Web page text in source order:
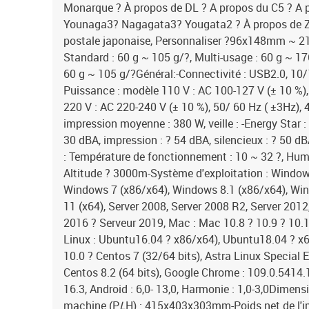
Monarque ? À propos de DL ? A propos du C5 ? A
Younaga3? Nagagata3? Yougata2 ? À propos de
postale japonaise, Personnaliser ?96x148mm ~
Standard : 60 g ~ 105 g/?, Multi-usage : 60 g ~
60 g ~ 105 g/?Général:-Connectivité : USB2.0, 10/
Puissance : modèle 110 V : AC 100-127 V (± 10
220 V : AC 220-240 V (± 10 %), 50/ 60 Hz (
impression moyenne : 380 W, veille : -Energy Star
30 dBA, impression : ? 54 dBA, silencieux : ? 50
: Température de fonctionnement : 10 ~ 32 ?,
Altitude ? 3000m-Système d'exploitation :
Windows 7 (x86/x64), Windows 8.1 (x86/x64),
11 (x64), Server 2008, Server 2008 R2, Server
2016 ? Serveur 2019, Mac : Mac 10.8 ? 10.9 ?
Linux : Ubuntu16.04 ? x86/x64), Ubuntu18.04 ?
10.0 ? Centos 7 (32/64 bits), Astra Linux Special
Centos 8.2 (64 bits), Google Chrome :
16.3, Android : 6,0- 13,0, Harmonie : 1,0-
machine (PLH) : 415x403x303mm-Poids net de